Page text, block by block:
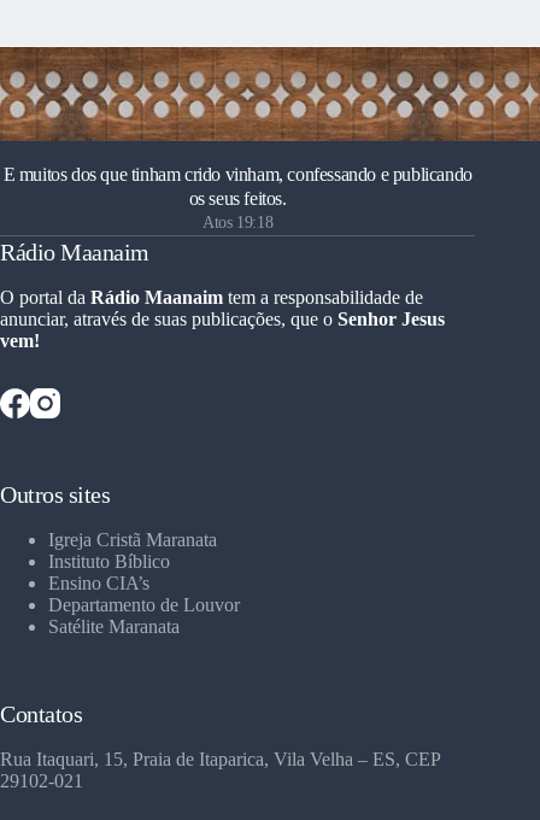
E muitos dos que tinham crido vinham, confessando e publicando
os seus feitos.
Atos 19:18
Rádio Maanaim
O portal da Rádio Maanaim tem a responsabilidade de
anunciar, através de suas publicações, que o Senhor Jesus
vem!
Outros sites
Igreja Cristã Maranata
Instituto Bíblico
Ensino CIA’s
Departamento de Louvor
Satélite Maranata
Contatos
Rua Itaquari, 15, Praia de Itaparica, Vila Velha – ES, CEP
29102-021